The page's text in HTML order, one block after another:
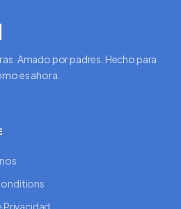
Amado por padres. Hecho para
es ahora.
Privacidad